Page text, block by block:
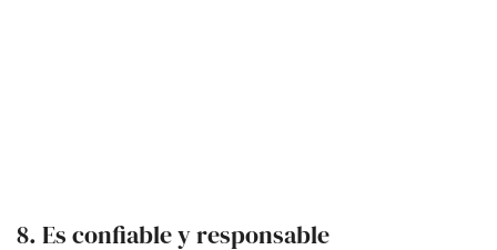
8. Es confiable y responsable